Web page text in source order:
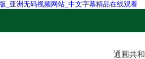
_亚洲无码视频网站_中文字幕精品在线观看
通圓共和